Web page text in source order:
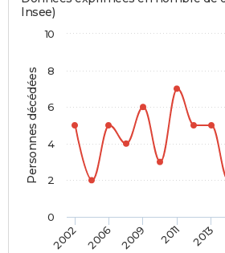
Personnes décédées
Insee)
2002 2006 2009 2011 2013
0
2
4
6
8
10